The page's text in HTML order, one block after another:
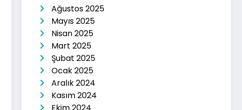
Ağustos 2025
Mayıs 2025
Nisan 2025
Mart 2025
Şubat 2025
Ocak 2025
Aralık 2024
Kasım 2024
Ekim 2024